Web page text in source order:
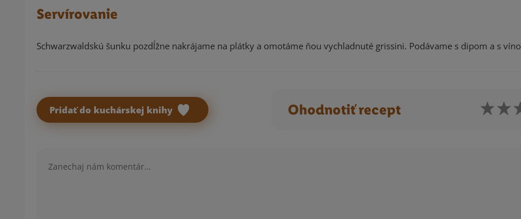
Servírovanie
Schwarzwaldskú šunku pozdĺžne nakrájame na plátky a omotáme ňou vychladnuté grissini. Podávame s dipom a s
Pridať do kuchárskej knihy Ohodnotiť recept